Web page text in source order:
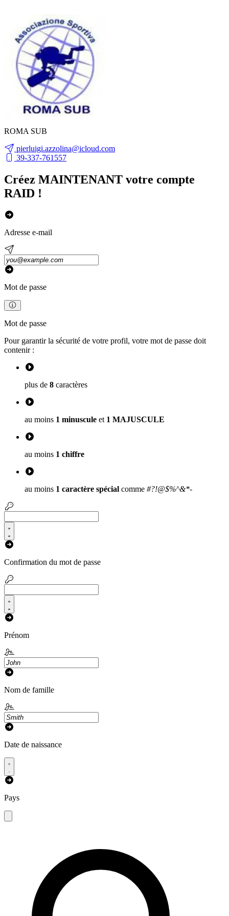
ROMA SUB
pierluigi.azzolina@icloud.com
39-337-761557
Créez MAINTENANT votre compte
RAID !
Adresse e-mail
Mot de passe
Mot de passe
Pour garantir la sécurité de votre profil, votre mot de passe doit
contenir :
plus de 8 caractères
au moins 1 minuscule et 1 MAJUSCULE
au moins 1 chiffre
au moins 1 caractère spécial comme #?!@$%^&*-
Confirmation du mot de passe
Prénom
Nom de famille
Date de naissance
Pays